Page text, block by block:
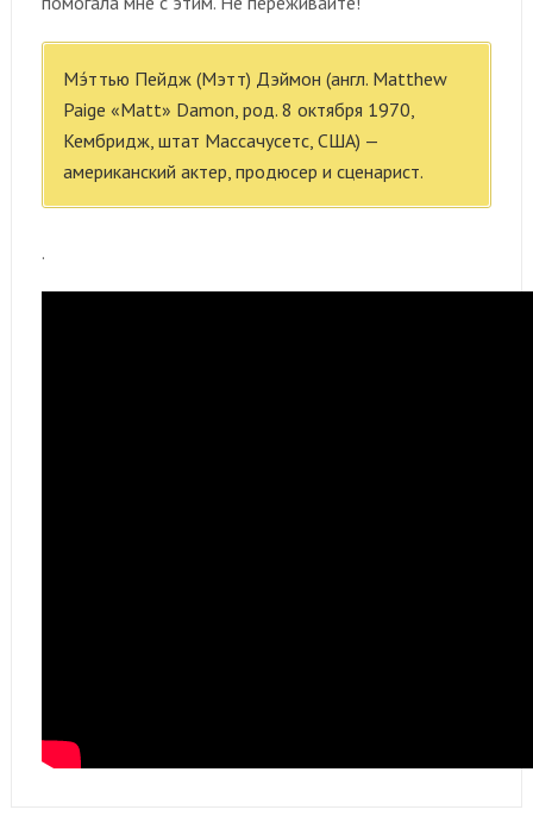
Мэ́ттью Пейдж (Мэтт) Дэймон (англ. Matthew
Paige «Matt» Damon, род. 8 октября 1970,
Кембридж, штат Массачусетс, США) —
американский актер, продюсер и сценарист.
.